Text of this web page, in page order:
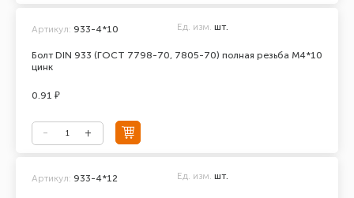
Болт DIN 933 (ГОСТ 7798-70, 7805-70) полная резьба М4*10
цинк
Артикул: 933-4*10 Ед. изм. шт.
0.91 ₽
Артикул: 933-4*12 Ед. изм. шт.